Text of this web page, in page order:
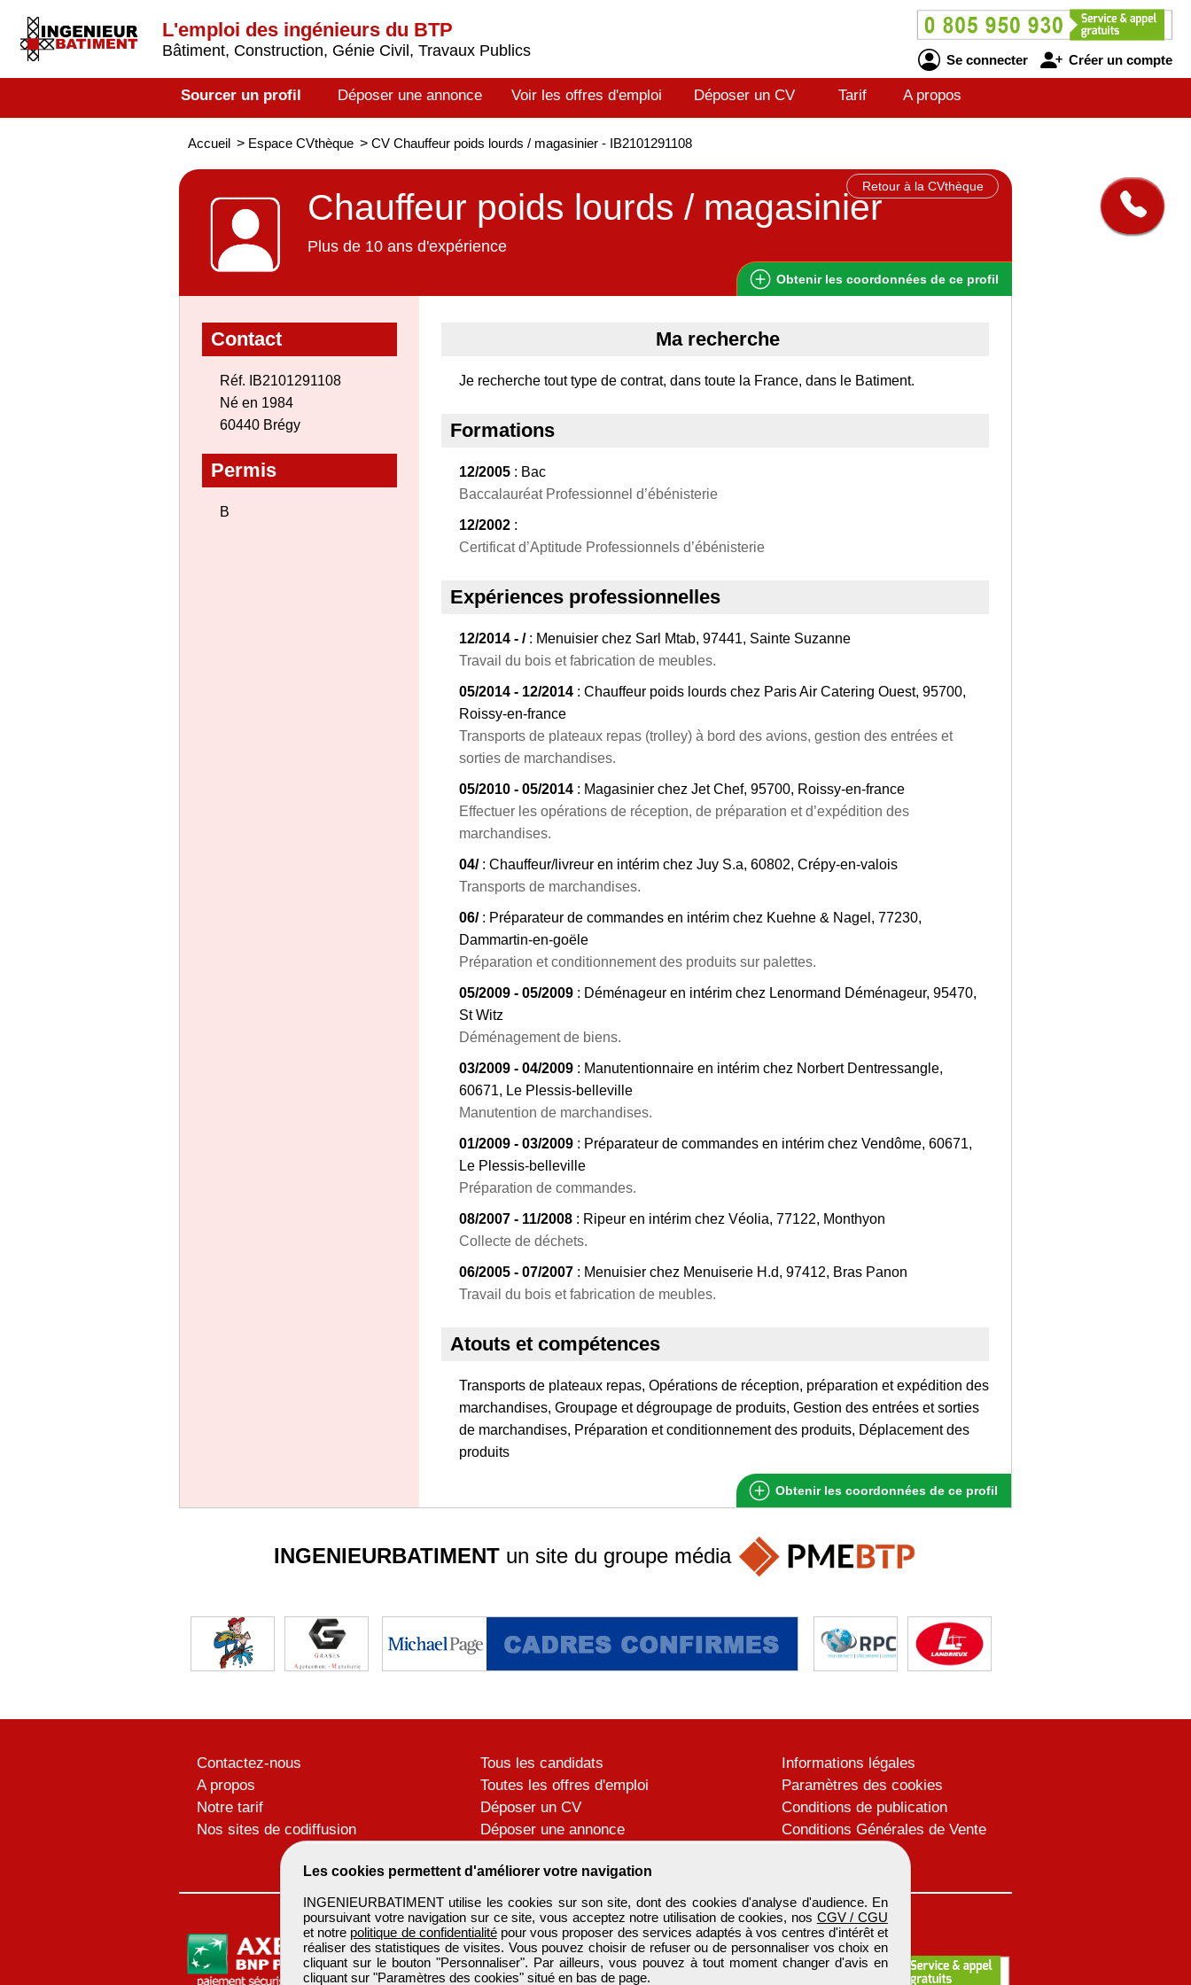
L'emploi des ingénieurs du BTP
Bâtiment, Construction, Génie Civil, Travaux Publics
Se connecter Créer un compte
Sourcer un profil Déposer une annonce Voir les offres d'emploi Déposer un CV Tarif A propos
Accueil > Espace CVthèque > CV Chauffeur poids lourds / magasinier - IB2101291108
Retour à la CVthèque
Chauffeur poids lourds / magasinier
Plus de 10 ans d'expérience
Obtenir les coordonnées de ce profil
Contact
Réf. IB2101291108
Né en 1984
60440 Brégy
Permis
B
Ma recherche
Je recherche tout type de contrat, dans toute la France, dans le Batiment.
Formations
12/2005 : Bac
Baccalauréat Professionnel d’ébénisterie
12/2002 :
Certificat d’Aptitude Professionnels d’ébénisterie
Expériences professionnelles
12/2014 - /: Menuisier chez Sarl Mtab, 97441, Sainte Suzanne
Travail du bois et fabrication de meubles.
05/2014 - 12/2014 : Chauffeur poids lourds chez Paris Air Catering Ouest, 95700,
Roissy-en-france
Transports de plateaux repas (trolley) à bord des avions, gestion des entrées et
sorties de marchandises.
05/2010 - 05/2014 : Magasinier chez Jet Chef, 95700, Roissy-en-france
Effectuer les opérations de réception, de préparation et d’expédition des
marchandises.
04/: Chauffeur/livreur en intérim chez Juy S.a, 60802, Crépy-en-valois
Transports de marchandises.
06/: Préparateur de commandes en intérim chez Kuehne & Nagel, 77230,
Dammartin-en-goële
Préparation et conditionnement des produits sur palettes.
05/2009 - 05/2009 : Déménageur en intérim chez Lenormand Déménageur, 95470,
St Witz
Déménagement de biens.
03/2009 - 04/2009 : Manutentionnaire en intérim chez Norbert Dentressangle,
60671, Le Plessis-belleville
Manutention de marchandises.
01/2009 - 03/2009 : Préparateur de commandes en intérim chez Vendôme, 60671,
Le Plessis-belleville
Préparation de commandes.
08/2007 - 11/2008 : Ripeur en intérim chez Véolia, 77122, Monthyon
Collecte de déchets.
06/2005 - 07/2007 : Menuisier chez Menuiserie H.d, 97412, Bras Panon
Travail du bois et fabrication de meubles.
Atouts et compétences
Transports de plateaux repas, Opérations de réception, préparation et expédition des
marchandises, Groupage et dégroupage de produits, Gestion des entrées et sorties
de marchandises, Préparation et conditionnement des produits, Déplacement des
produits
Obtenir les coordonnées de ce profil
Les cookies permettent d'améliorer votre navigation
INGENIEURBATIMENT utilise les cookies sur son site, dont des cookies d'analyse d'audience. En
poursuivant votre navigation sur ce site, vous acceptez notre utilisation de cookies, nos CGV / CGU
et notre politique de confidentialitépour vous proposer des services adaptés à vos centres d'intérêt et
réaliser des statistiques de visites. Vous pouvez choisir de refuser ou de personnaliser vos choix en
cliquant sur le bouton "Personnaliser". Par ailleurs, vous pouvez à tout moment changer d'avis en
cliquant sur "Paramètres des cookies" situé en bas de page.
INGENIEURBATIMENT un site du groupe média
Contactez-nous
A propos
Notre tarif
Nos sites de codiffusion
Tous les candidats
Toutes les offres d'emploi
Déposer un CV
Déposer une annonce
Informations légales
Paramètres des cookies
Conditions de publication
Conditions Générales de Vente